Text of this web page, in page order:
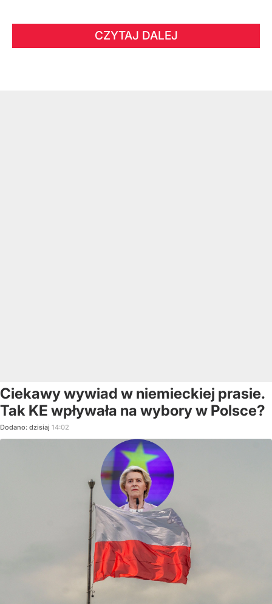
CZYTAJ DALEJ
Ciekawy wywiad w niemieckiej prasie.
Tak KE wpływała na wybory w Polsce?
Dodano: dzisiaj 14:02